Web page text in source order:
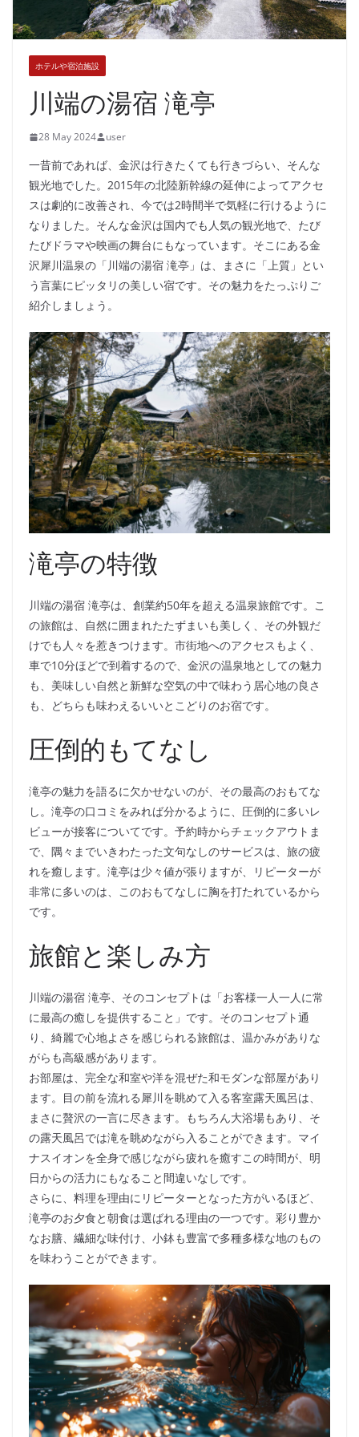
ホテルや宿泊施設
川端の湯宿 滝亭
28 May 2024 user
一昔前であれば、金沢は行きたくても行きづらい、そんな
観光地でした。2015年の北陸新幹線の延伸によってアクセ
スは劇的に改善され、今では2時間半で気軽に行けるように
なりました。そんな金沢は国内でも人気の観光地で、たび
たびドラマや映画の舞台にもなっています。そこにある金
沢犀川温泉の「川端の湯宿 滝亭」は、まさに「上質」とい
う言葉にピッタリの美しい宿です。その魅力をたっぷりご
紹介しましょう。
滝亭の特徴
川端の湯宿 滝亭は、創業約50年を超える温泉旅館です。こ
の旅館は、自然に囲まれたたずまいも美しく、その外観だ
けでも人々を惹きつけます。市街地へのアクセスもよく、
車で10分ほどで到着するので、金沢の温泉地としての魅力
も、美味しい自然と新鮮な空気の中で味わう居心地の良さ
も、どちらも味わえるいいとこどりのお宿です。
圧倒的もてなし
滝亭の魅力を語るに欠かせないのが、その最高のおもてな
し。滝亭の口コミをみれば分かるように、圧倒的に多いレ
ビューが接客についてです。予約時からチェックアウトま
で、隅々までいきわたった文句なしのサービスは、旅の疲
れを癒します。滝亭は少々値が張りますが、リピーターが
非常に多いのは、このおもてなしに胸を打たれているから
です。
旅館と楽しみ方
川端の湯宿 滝亭、そのコンセプトは「お客様一人一人に常
に最高の癒しを提供すること」です。そのコンセプト通
り、綺麗で心地よさを感じられる旅館は、温かみがありな
がらも高級感があります。
お部屋は、完全な和室や洋を混ぜた和モダンな部屋があり
ます。目の前を流れる犀川を眺めて入る客室露天風呂は、
まさに贅沢の一言に尽きます。もちろん大浴場もあり、そ
の露天風呂では滝を眺めながら入ることができます。マイ
ナスイオンを全身で感じながら疲れを癒すこの時間が、明
日からの活力にもなること間違いなしです。
さらに、料理を理由にリピーターとなった方がいるほど、
滝亭のお夕食と朝食は選ばれる理由の一つです。彩り豊か
なお膳、繊細な味付け、小鉢も豊富で多種多様な地のもの
を味わうことができます。